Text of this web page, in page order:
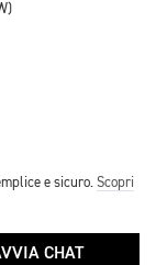
e sicuro. Scopri
CHAT